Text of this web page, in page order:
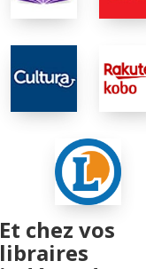
Et chez vos
libraires